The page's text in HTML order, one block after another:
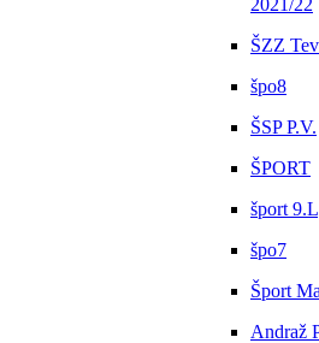
ŠZZ
špo8
ŠSP P.V.
ŠPORT
šport
špo7
Šport
Andraž